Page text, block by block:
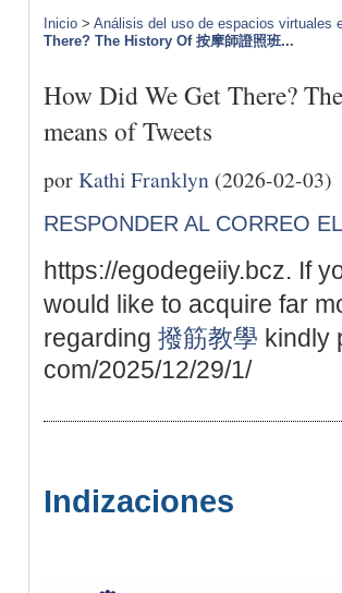
Inicio > Análisis del uso de espacios virtuales
There? The History Of 按摩師證照班...
How Did We Get There?
means of Tweets
porKathi Franklyn (2026-02-03)
RESPONDER AL CORREO
https://egodegeiiy.bcz. If
would like to acquire far
regarding 撥筋教學 kindly
com/2025/12/29/1/
Indizaciones